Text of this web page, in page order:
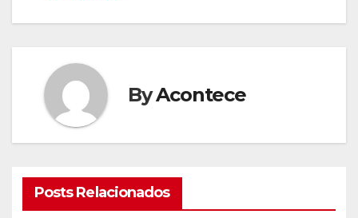
ByAcontece
Posts Relacionados